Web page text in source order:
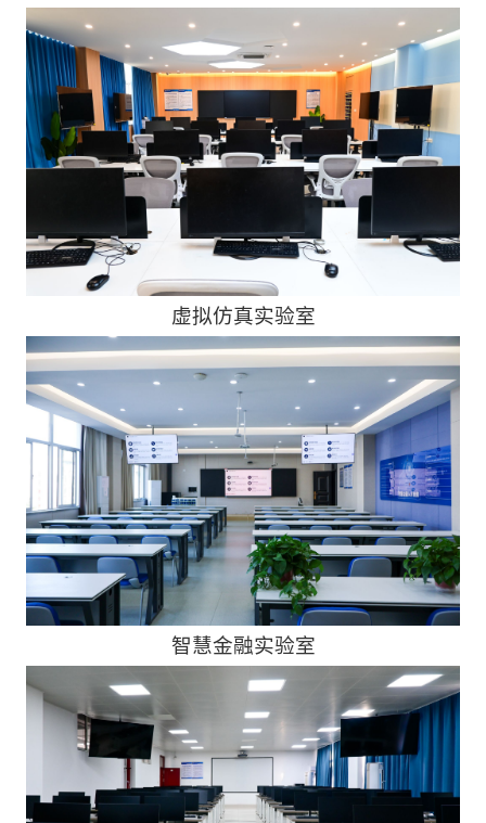
虚拟仿真实验室
智慧金融实验室